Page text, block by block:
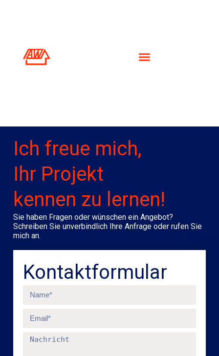
Ich freue mich,
Ihr Projekt
kennen zu lernen!
Sie haben Fragen oder wünschen ein Angebot?
Schreiben Sie unverbindlich Ihre Anfrage oder rufen Sie
mich an.
Kontaktformular